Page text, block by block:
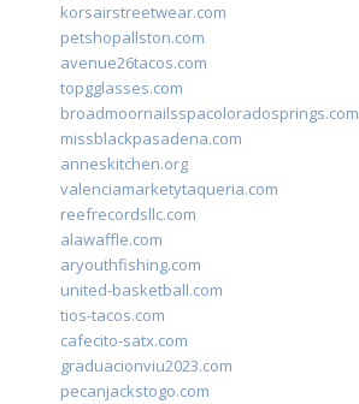
korsairstreetwear.com
petshopallston.com
avenue26tacos.com
topgglasses.com
broadmoornailsspacoloradosprings.com
missblackpasadena.com
anneskitchen.org
valenciamarketytaqueria.com
reefrecordsllc.com
alawaffle.com
aryouthfishing.com
united-basketball.com
tios-tacos.com
cafecito-satx.com
graduacionviu2023.com
pecanjackstogo.com